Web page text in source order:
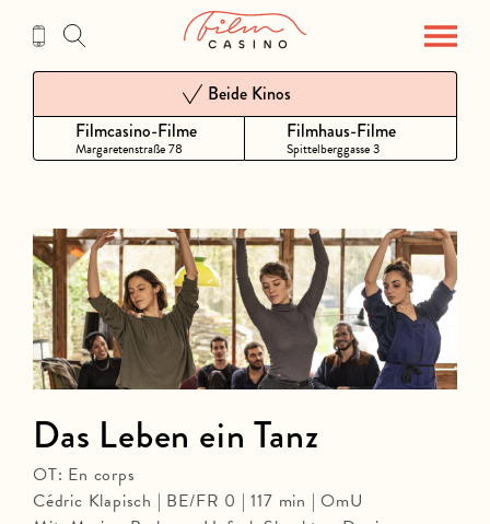
Inhalt
Filmcasino-Filme
Margaretenstraße 78
Beide Kinos
Filmhaus-Filme
Spittelberggasse 3
Das Leben ein Tanz
OT: En corps
Cédric Klapisch | BE/FR 0 | 117 min | OmU